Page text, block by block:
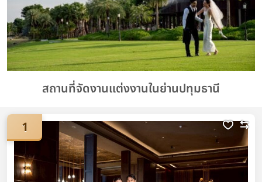
สถานที่จัดงานแต่งงานในย่านปทุมธานี
1